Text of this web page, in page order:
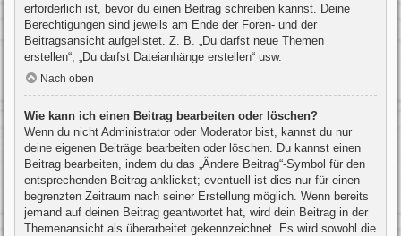
erforderlich ist, bevor du einen Beitrag schreiben kannst. Deine
Berechtigungen sind jeweils am Ende der Foren- und der
Beitragsansicht aufgelistet. Z. B. „Du darfst neue Themen
erstellen“, „Du darfst Dateianhänge erstellen“ usw.
Nach oben
Wie kann ich einen Beitrag bearbeiten oder löschen?
Wenn du nicht Administrator oder Moderator bist, kannst du nur
deine eigenen Beiträge bearbeiten oder löschen. Du kannst einen
Beitrag bearbeiten, indem du das „Ändere Beitrag“-Symbol für den
entsprechenden Beitrag anklickst; eventuell ist dies nur für einen
begrenzten Zeitraum nach seiner Erstellung möglich. Wenn bereits
jemand auf deinen Beitrag geantwortet hat, wird dein Beitrag in der
Themenansicht als überarbeitet gekennzeichnet. Es wird sowohl die